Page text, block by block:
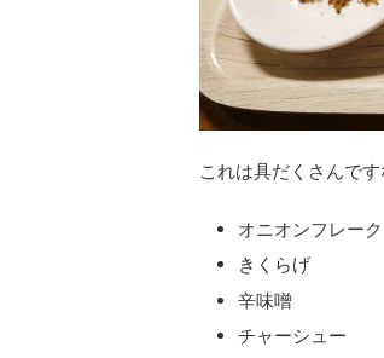
これは具だくさんで
オニオンフレーク
きくらげ
辛味噌
チャーシュー